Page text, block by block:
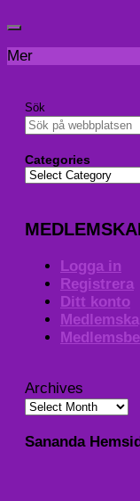
Mer
Sök
Categories
Logga in
Registrera
Ditt konto
Archives
Sananda